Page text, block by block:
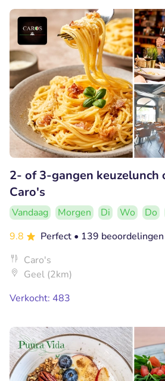
2- of 3-gangen keuzelunch
Caro's
Vandaag Morgen Di Wo Do
9.8
Perfect • 139 beoordelingen
Caro's
Geel (2km)
Verkocht: 483